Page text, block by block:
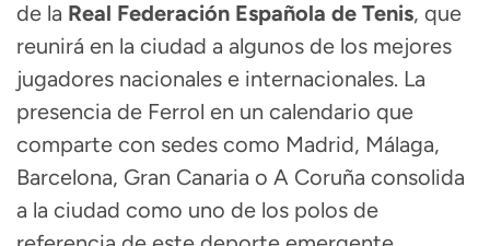
de la Real Federación Española de Tenis, que
reunirá en la ciudad a algunos de los mejores
jugadores nacionales e internacionales. La
presencia de Ferrol en un calendario que
comparte con sedes como Madrid, Málaga,
Barcelona, Gran Canaria o A Coruña consolida
a la ciudad como uno de los polos de